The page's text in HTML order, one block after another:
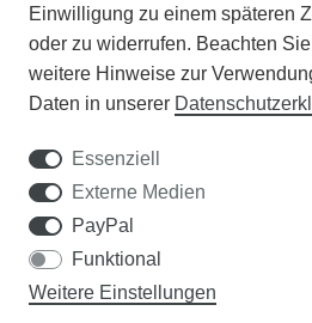
APOTHEKERSCHRANK
WISSENSWERTES
DER WEG ZUM TRAUMRASEN
Samen Rohde GmbH
Einwilligung zu einem späteren
oder zu widerrufen. Beachten
weitere Hinweise zur
Daten in unserer
Essenziell
Externe Medien
PayPal
Funktional
Weitere Einstellungen